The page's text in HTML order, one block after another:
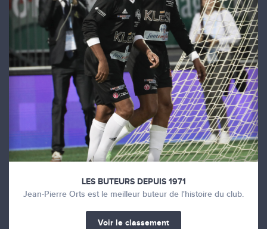
LES BUTEURS DEPUIS 1971
Jean-Pierre Orts est le meilleur buteur de l'histoire du club.
Voir le classement